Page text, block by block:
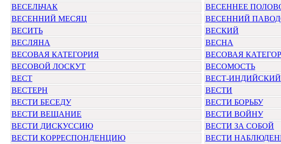
ВЕСЕЛЬЧАК
ВЕСЕННЕЕ
ВЕСЕННИЙ МЕСЯЦ
ВЕСЕННИЙ
ВЕСИТЬ
ВЕСКИЙ
ВЕСЛЯНА
ВЕСНА
ВЕСОВАЯ КАТЕГОРИЯ
ВЕСОВАЯ
ВЕСОВОЙ ЛОСКУТ
ВЕСОМОСТЬ
ВЕСТ
ВЕСТ-ИНДИЙСКИЙ
ВЕСТЕРН
ВЕСТИ
ВЕСТИ БЕСЕДУ
ВЕСТИ БОРЬБУ
ВЕСТИ ВЕЩАНИЕ
ВЕСТИ ВОЙНУ
ВЕСТИ ДИСКУССИЮ
ВЕСТИ ЗА СОБОЙ
ВЕСТИ КОРРЕСПОНДЕНЦИЮ
ВЕСТИ